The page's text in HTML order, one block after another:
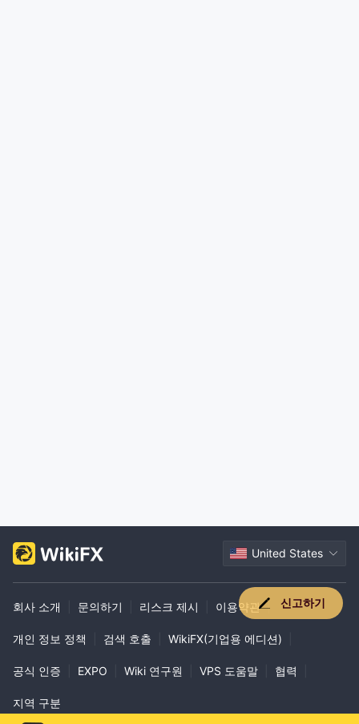
신고하기
United States
회사 소개 문의하기 리스크 제시 이용약관 |
개인 정보 정책 검색 호출 WikiFX(기업용 에디션)
공식 인증 EXPO Wiki 연구원 VPS 도움말 협력
지역 구분